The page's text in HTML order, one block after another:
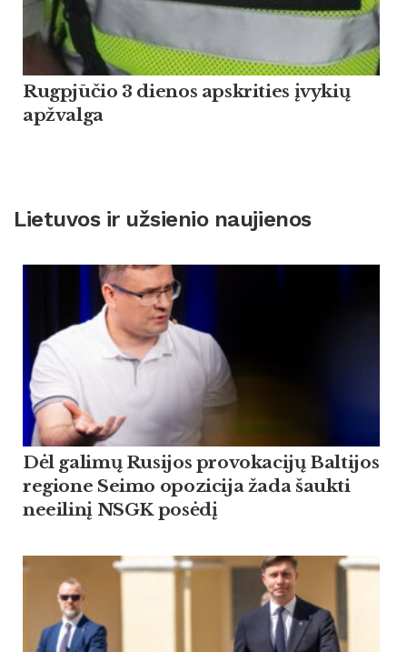
Rugpjūčio 3 dienos apskrities įvykių
apžvalga
Lietuvos ir užsienio naujienos
Dėl galimų Rusijos provokacijų Baltijos
regione Seimo opozicija žada šaukti
neeilinį NSGK posėdį